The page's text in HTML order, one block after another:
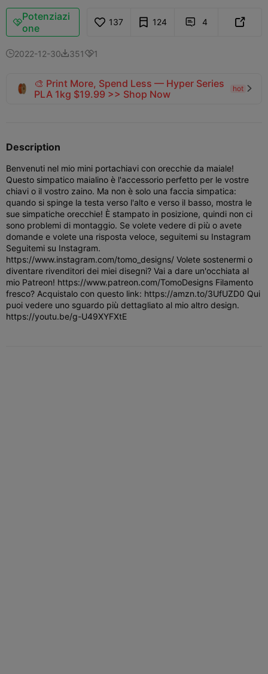
Potenziazi
one
137 124  4 
2022-12-303511
🎨 Print More, Spend Less — Hyper Series
PLA 1kg $19.99 >> Shop Now
hot 
Description
Benvenuti nel mio mini portachiavi con orecchie da maiale!
Questo simpatico maialino è l'accessorio perfetto per le vostre
chiavi o il vostro zaino. Ma non è solo una faccia simpatica:
quando si spinge la testa verso l'alto e verso il basso, mostra le
sue simpatiche orecchie! È stampato in posizione, quindi non ci
sono problemi di montaggio. Se volete vedere di più o avete
domande e volete una risposta veloce, seguitemi su Instagram
Seguitemi su Instagram.
https://www.instagram.com/tomo_designs/ Volete sostenermi o
diventare rivenditori dei miei disegni? Vai a dare un'occhiata al
mio Patreon! https://www.patreon.com/TomoDesigns Filamento
fresco? Acquistalo con questo link: https://amzn.to/3UfUZD0 Qui
puoi vedere uno sguardo più dettagliato al mio altro design.
https://youtu.be/g-U49XYFXtE